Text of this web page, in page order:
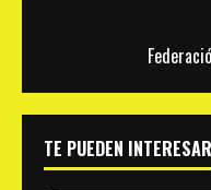
TE PUEDEN INTERESAR